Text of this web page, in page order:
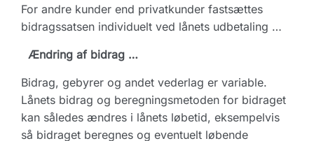
For andre kunder end privatkunder fastsættes
bidragssatsen individuelt ved lånets udbetaling …
Ændring af bidrag …
Bidrag, gebyrer og andet vederlag er variable.
Lånets bidrag og beregningsmetoden for bidraget
kan således ændres i lånets løbetid, eksempelvis
så bidraget beregnes og eventuelt løbende